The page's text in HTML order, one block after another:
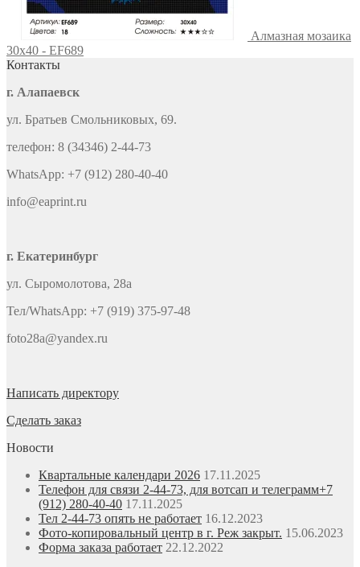
Алмазная мозаика
30x40 - EF689
Контакты
г. Алапаевск
ул. Братьев Смольниковых, 69.
телефон: 8 (34346) 2-44-73
WhatsApp: +7 (912) 280-40-40
info@eaprint.ru
г. Екатеринбург
ул. Сыромолотова, 28а
Тел/WhatsApp: +7 (919) 375-97-48
foto28a@yandex.ru
Написать директору
Сделать заказ
Новости
Квартальные календари 2026 17.11.2025
Телефон для связи 2-44-73, для вотсап и телеграмм+7
(912) 280-40-40 17.11.2025
Тел 2-44-73 опять не работает 16.12.2023
Фото-копировальный центр в г. Реж закрыт. 15.06.2023
Форма заказа работает 22.12.2022